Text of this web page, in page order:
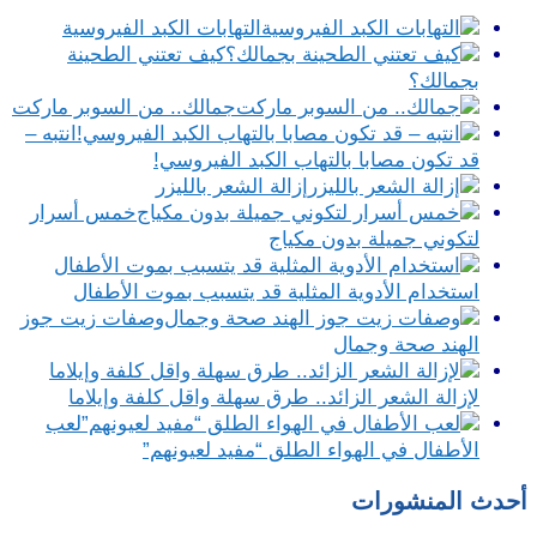
التهابات الكبد الفيروسية
كيف تعتني الطحينة
بجمالك؟
جمالك.. من السوبر ماركت
انتبه –
قد تكون مصابا بالتهاب الكبد الفيروسي!
إزالة الشعر بالليزر
خمس أسرار
لتكوني جميلة بدون مكياج
استخدام الأدوية المثلية قد يتسبب بموت الأطفال
وصفات زيت جوز
الهند صحة وجمال
لإزالة الشعر الزائد.. طرق سهلة واقل كلفة وإيلاما
لعب
الأطفال في الهواء الطلق “مفيد لعيونهم”
أحدث المنشورات